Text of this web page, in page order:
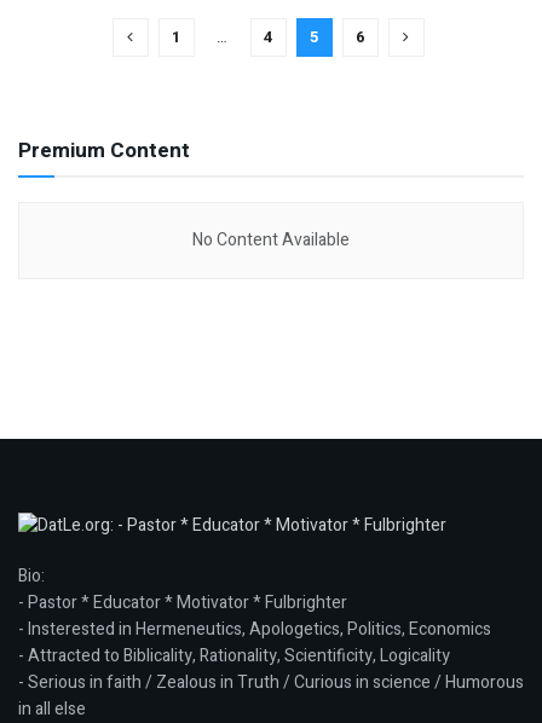
1 … 4 5 6
Premium Content
No Content Available
Bio:
- Pastor * Educator * Motivator * Fulbrighter
- Insterested in Hermeneutics, Apologetics, Politics, Economics
- Attracted to Biblicality, Rationality, Scientificity, Logicality
- Serious in faith / Zealous in Truth / Curious in science / Humorous
in all else